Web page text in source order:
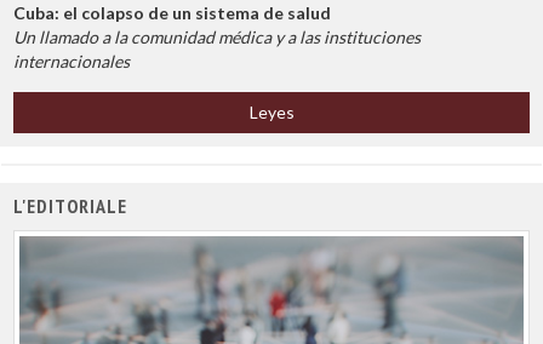
Cuba: el colapso de un sistema de salud
Un llamado a la comunidad médica y a las instituciones
internacionales
Leyes
L'EDITORIALE